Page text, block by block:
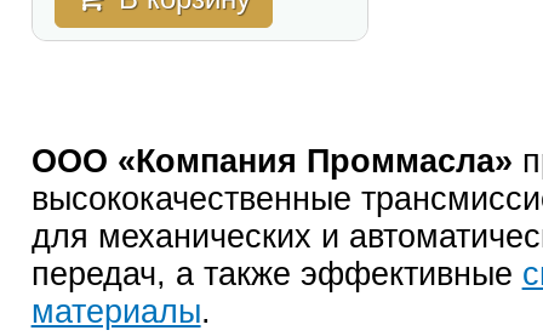
ООО «Компания Проммасла»
высококачественные
для механических и
передач, а также эффективные
материалы.